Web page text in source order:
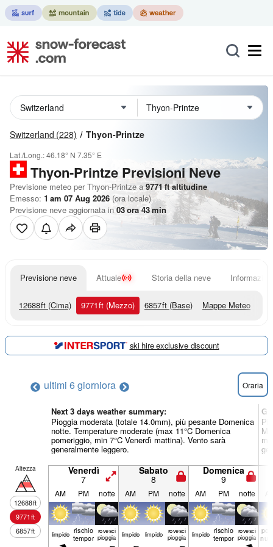
Switzerland (228) Thyon-Printze
Lat./Long.:46.18° N 7.35° E
Thyon-Printze Previsioni Neve
Previsione meteo per Thyon-Printze a 9771ftaltitudine
Emesso: 1 am 07 Aug 2026 (ora locale)
Previsione neve aggiornata in 03ora43min
Previsione neve Attuale Storia della neve
12688ft (Cima) 9771ft (Mezzo) 6857ft (Base) Mappe Meteo
ski hire exclusive discount
ultimi 6 giorniora Oraria
Next 3 days weather summary:
Pioggia moderata (totale 14.0mm), più pesante Domenica
notte. Temperature moderate (max 11°C Domenica
pomeriggio, min 7°C Venerdì mattina). Vento sarà
generalmente leggero.
Altezza
12688ft
9771ft
6857ft
Venerdì
7
Sabato
8
Domenica
9
AM PM notte AM PM notte AM PM notte
limp­ido rischio
temporale
rovesci
pioggia limp­ido limp­ido rovesci
pioggia limp­ido rischio
temporale
rovesci
pioggia